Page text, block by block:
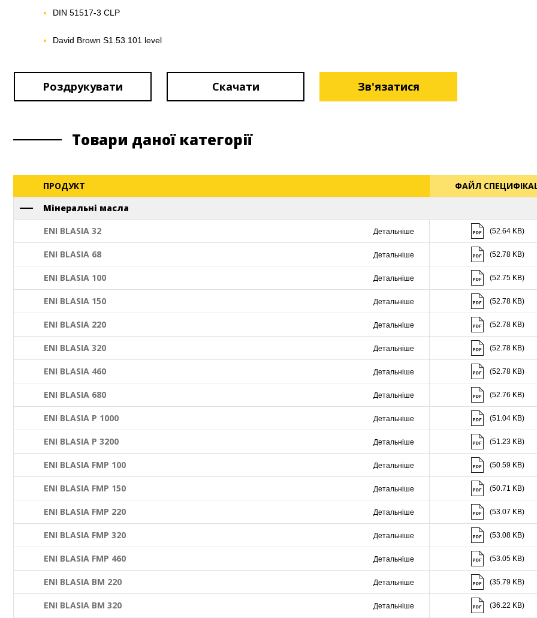
DIN 51517-3 CLP
David Brown S1.53.101 level
Роздрукувати Скачати Зв'язатися
Товари даної категорії
ПРОДУКТ
ФАЙЛ
Мінеральні масла
ENI BLASIA 32
Детальніше (52.64 KB)
ENI BLASIA 68 Детальніше
Скачати (52.78 KB)
(52.78 KB)
ENI BLASIA 100 Детальніше
Скачати (52.75 KB)
(52.75 KB)
ENI BLASIA 150 Детальніше
Скачати (52.78 KB)
(52.78 KB)
ENI BLASIA 220 Детальніше
Скачати (52.78 KB)
(52.78 KB)
ENI BLASIA 320 Детальніше
Скачати (52.78 KB)
(52.78 KB)
ENI BLASIA 460 Детальніше
Скачати (52.78 KB)
(52.78 KB)
ENI BLASIA 680 Детальніше
Скачати (52.76 KB)
(52.76 KB)
ENI BLASIA P 1000 Детальніше
Скачати (51.04 KB)
(51.04 KB)
ENI BLASIA P 3200 Детальніше
Скачати (51.23 KB)
(51.23 KB)
ENI BLASIA FMP 100 Детальніше
Скачати (50.59 KB)
(50.59 KB)
ENI BLASIA FMP 150 Детальніше
Скачати (50.71 KB)
(50.71 KB)
ENI BLASIA FMP 220 Детальніше
Скачати (53.07 KB)
(53.07 KB)
ENI BLASIA FMP 320 Детальніше
Скачати (53.08 KB)
(53.08 KB)
ENI BLASIA FMP 460 Детальніше
Скачати (53.05 KB)
(53.05 KB)
ENI BLASIA BM 220 Детальніше
Скачати (35.79 KB)
(35.79 KB)
ENI BLASIA BM 320 Детальніше
Скачати (36.22 KB)
(36.22 KB)
Скачати (63.04 KB)